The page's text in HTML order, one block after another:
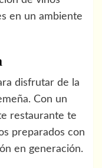
en un ambiente
disfrutar de la
Con un
restaurante te
preparados con
en generación.